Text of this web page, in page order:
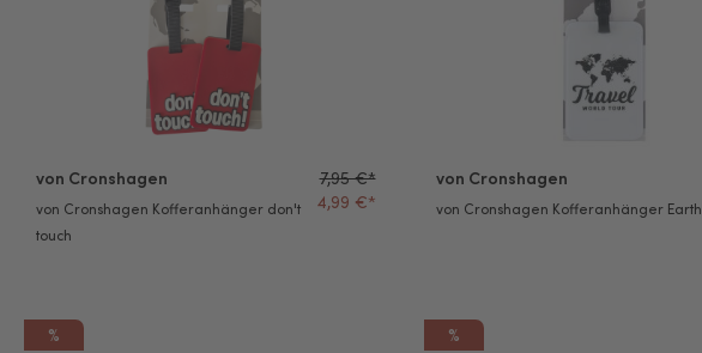
von Cronshagen
von Cronshagen Kofferanhänger don't
touch
7,95 €*
4,99 €*
von Cronshagen
von Cronshagen Kofferanhänger Earth
% %